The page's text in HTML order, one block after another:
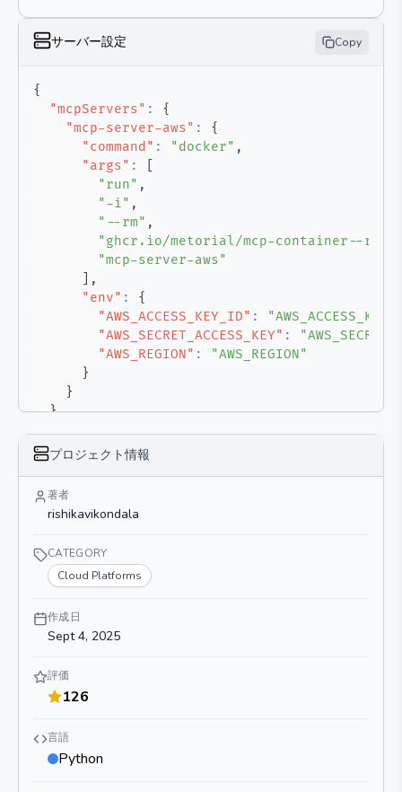
サーバー設定 Copy
{
"mcpServers" :
{
"mcp-server-aws" :
{
"command" : "docker" ,
"args" :
"run" ,
"-i" ,
"--rm" ,
"ghcr.io/metorial/mcp-container--
"mcp-server-aws"
,
"env" :
{
"AWS_ACCESS_KEY_ID" :
"AWS_SECRET_ACCESS_KEY" :
"AWS_REGION" :
"AWS_REGION"
}
}
}
プロジェクト情報
著者
rishikavikondala
CATEGORY
Cloud Platforms
作成日
Sept 4, 2025
評価
126
言語
Python